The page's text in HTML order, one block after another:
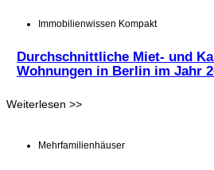
Immobilienwissen Kompakt
Durchschnittliche Miet- und
Wohnungen in Berlin im Jahr
Weiterlesen >>
Mehrfamilienhäuser